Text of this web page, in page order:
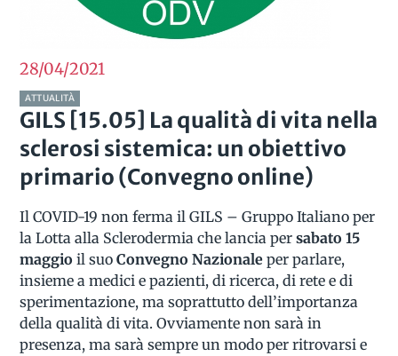
28/042021
ATTUALITÀ
GILS [15.05] La qualità di vita nella
sclerosi sistemica: un obiettivo
primario (Convegno online)
Il COVID-19 non ferma il GILS – Gruppo Italiano per
la Lotta alla Sclerodermia che lancia persabato 15
maggio il suoConvegno Nazionale per parlare,
insieme a medici e pazienti, di ricerca, di rete e di
sperimentazione, ma soprattutto dell’importanza
della qualità di vita. Ovviamente non sarà in
presenza, ma sarà sempre un modo per ritrovarsi e